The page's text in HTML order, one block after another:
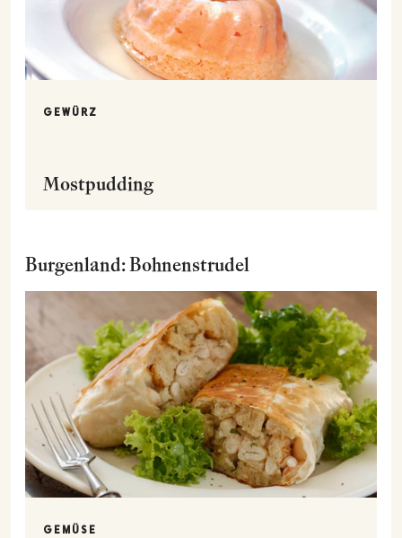
GEWÜRZ
Mostpudding
Burgenland: Bohnenstrudel
GEMÜSE